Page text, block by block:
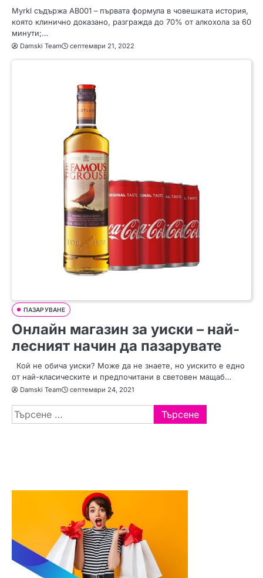
Myrkl съдържа AB001 – първата формула в човешката история,
която клинично доказано, разгражда до 70% от алкохола за 60
минути;…
Damski Team септември 21, 2022
ПАЗАРУВАНЕ
Онлайн магазин за уиски – най-
лесният начин да пазарувате
Кой не обича уиски? Може да не знаете, но уискито е едно
от най-класическите и предпочитани в световен мащаб…
Damski Team септември 24, 2021
Търсене
за: